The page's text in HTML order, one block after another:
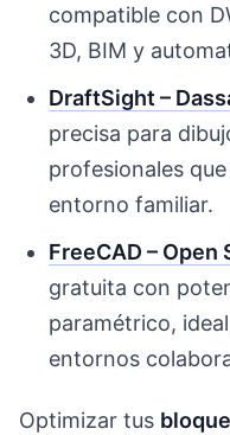
compatible con
3D, BIM y
DraftSight –
precisa para
profesionales
entorno familiar.
FreeCAD – Open
gratuita con
paramétrico,
entornos
Optimizar tus